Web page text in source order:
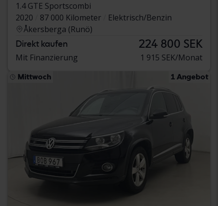
1.4 GTE Sportscombi
2020
87 000 Kilometer
Elektrisch/Benzin
Åkersberga (Runö)
Direkt kaufen 224 800 SEK
Mit Finanzierung 1 915 SEK/Monat
Mittwoch 1 Angebot